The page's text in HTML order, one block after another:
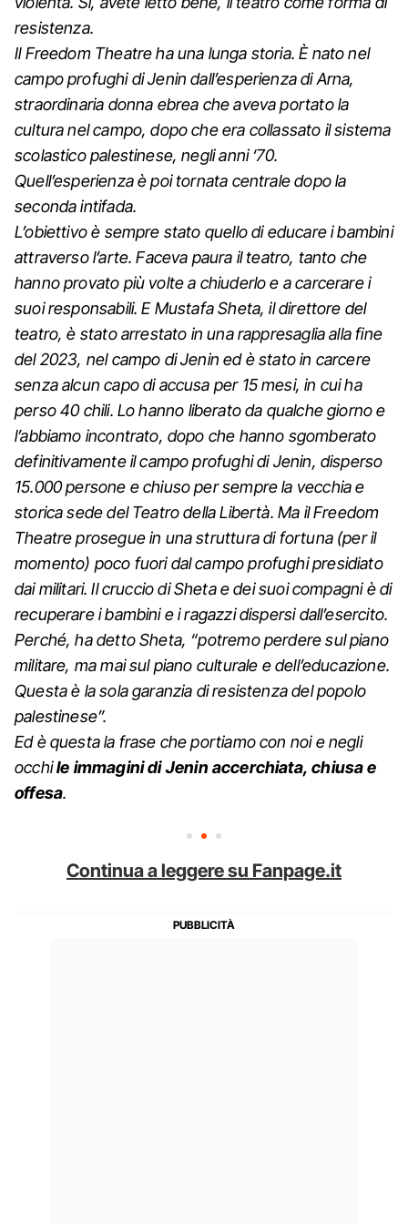
resistenza.
Il Freedom Theatre ha una lunga storia. È nato nel
campo profughi di Jenin dall’esperienza di Arna,
straordinaria donna ebrea che aveva portato la
cultura nel campo, dopo che era collassato il sistema
scolastico palestinese, negli anni ‘70.
Quell’esperienza è poi tornata centrale dopo la
seconda intifada.
L’obiettivo è sempre stato quello di educare i bambini
attraverso l’arte. Faceva paura il teatro, tanto che
hanno provato più volte a chiuderlo e a carcerare i
suoi responsabili. E Mustafa Sheta, il direttore del
teatro, è stato arrestato in una rappresaglia alla fine
del 2023, nel campo di Jenin ed è stato in carcere
senza alcun capo di accusa per 15 mesi, in cui ha
perso 40 chili. Lo hanno liberato da qualche giorno e
l’abbiamo incontrato, dopo che hanno sgomberato
definitivamente il campo profughi di Jenin, disperso
15.000 persone e chiuso per sempre la vecchia e
storica sede del Teatro della Libertà. Ma il Freedom
Theatre prosegue in una struttura di fortuna (per il
momento) poco fuori dal campo profughi presidiato
dai militari. Il cruccio di Sheta e dei suoi compagni è di
recuperare i bambini e i ragazzi dispersi dall’esercito.
Perché, ha detto Sheta, “potremo perdere sul piano
militare, ma mai sul piano culturale e dell’educazione.
Questa è la sola garanzia di resistenza del popolo
palestinese”.
Ed è questa la frase che portiamo con noi e negli
occhile immagini di Jenin accerchiata, chiusa e
offesa.
Continua a leggere su Fanpage.it